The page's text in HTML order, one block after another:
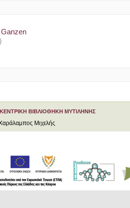
)
ΒΙΒΛΙΟΘΗΚΗ ΜΥΤΙΛΗΝΗΣ
Μιχελής